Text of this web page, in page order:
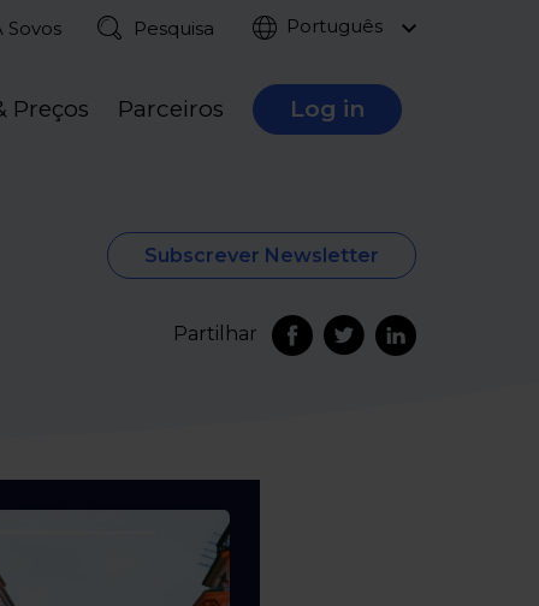
Português
Pesquisa
Sovos
Preços Parceiros Log in
Subscrever Newsletter
Partilhar